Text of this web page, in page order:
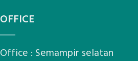
OFFICE
Office : Semampir selatan